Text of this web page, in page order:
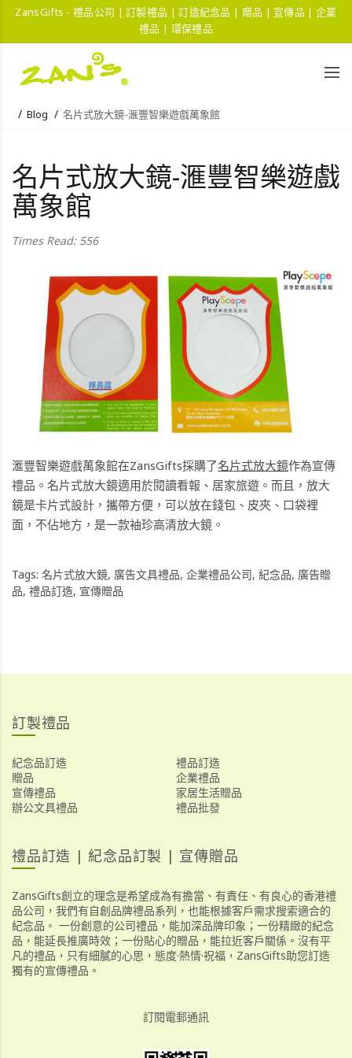
ZansGifts - 禮品公司 | 訂製禮品 | 訂造紀念品 | 贈品 | 宣傳品 | 企業
禮品 | 環保禮品
Blog 名片式放大鏡-滙豐智樂遊戲萬象館
名片式放大鏡-滙豐智樂遊戲
萬象館
Times Read: 556
滙豐智樂遊戲萬象館在ZansGifts採購了名片式放大鏡作為宣傳
禮品。名片式放大鏡適用於閱讀看報、居家旅遊。而且，放大
鏡是卡片式設計，攜帶方便，可以放在錢包、皮夾、口袋裡
面，不佔地方，是一款袖珍高清放大鏡。
Tags: 名片式放大鏡, 廣告文具禮品, 企業禮品公司, 紀念品, 廣告贈
品, 禮品訂造, 宣傳贈品
訂製禮品
紀念品訂造
禮品訂造
贈品
企業禮品
宣傳禮品
家居生活贈品
辦公文具禮品
禮品批發
禮品訂造 | 紀念品訂製 | 宣傳贈品
ZansGifts創立的理念是希望成為有擔當、有責任、有良心的香港禮
品公司，我們有自創品牌禮品系列，也能根據客戶需求搜索適合的
紀念品。 一份創意的公司禮品，能加深品牌印象；一份精緻的紀念
品，能延長推廣時效；一份貼心的贈品，能拉近客戶關係。沒有平
凡的禮品，只有細膩的心思，態度·熱情·祝福，ZansGifts助您訂造
獨有的宣傳禮品。
訂閱電郵通訊